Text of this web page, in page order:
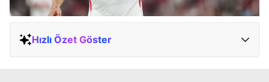
Hızlı Özet Göster